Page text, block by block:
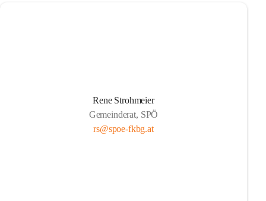
Rene Strohmeier
Gemeinderat, SPÖ
rs@spoe-fkbg.at